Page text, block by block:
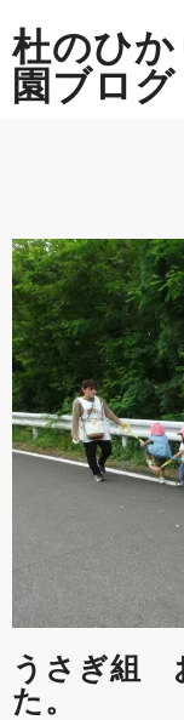
to
content
杜のひ
園ブログ
うさぎ組
た。